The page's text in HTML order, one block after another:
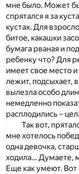
мне было. Может
спрятался я за
кустах. Для
битое, какашки
бумага рваная и
ребенку что? Для
имеет свое место
лежит, подсыхает,
вылезла особо
немедленно
расплодились –
Так вот,
мне хотелось
одна девочка,
ходила… Думаете,
Еще как умеют. Вот